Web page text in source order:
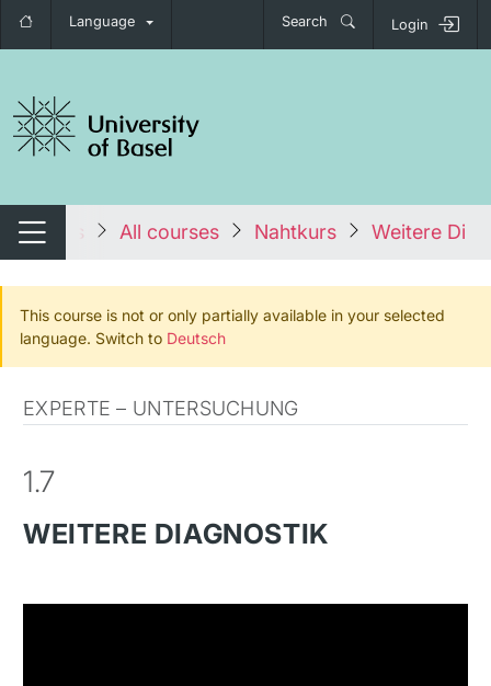
Language Search Login
navigation
Switch navigation
tales All courses Nahtkurs Weitere
This course is not or only partially available in your selected
language. Switch to Deutsch
EXPERTE – UNTERSUCHUNG
1.7
WEITERE DIAGNOSTIK